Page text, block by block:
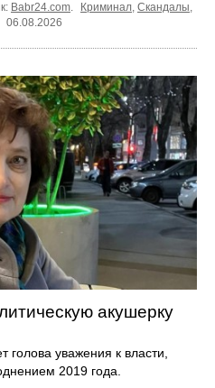
Babr24.com. Криминал, Скандалы,
06.08.2026
акушерку
голова уважения к власти,
2019 года.